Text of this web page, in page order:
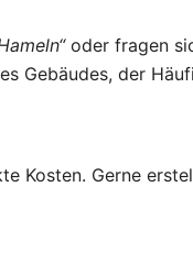
oder fragen
Gebäudes, der
Kosten. Gerne